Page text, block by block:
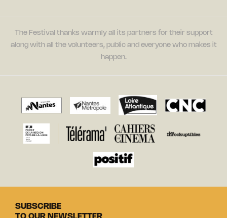
The Festival thanks warmly all its partners for their support
along with all the volunteers, public and everyone who makes it
happen.
SUBSCRIBE